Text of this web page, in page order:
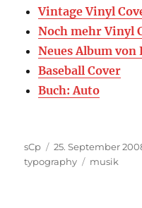
Vintage Vinyl
Noch mehr Vinyl
Neues Album
Baseball Cover
Buch: Auto
Autor
sCp
Veröffentlicht
am
25. September
typography
musik